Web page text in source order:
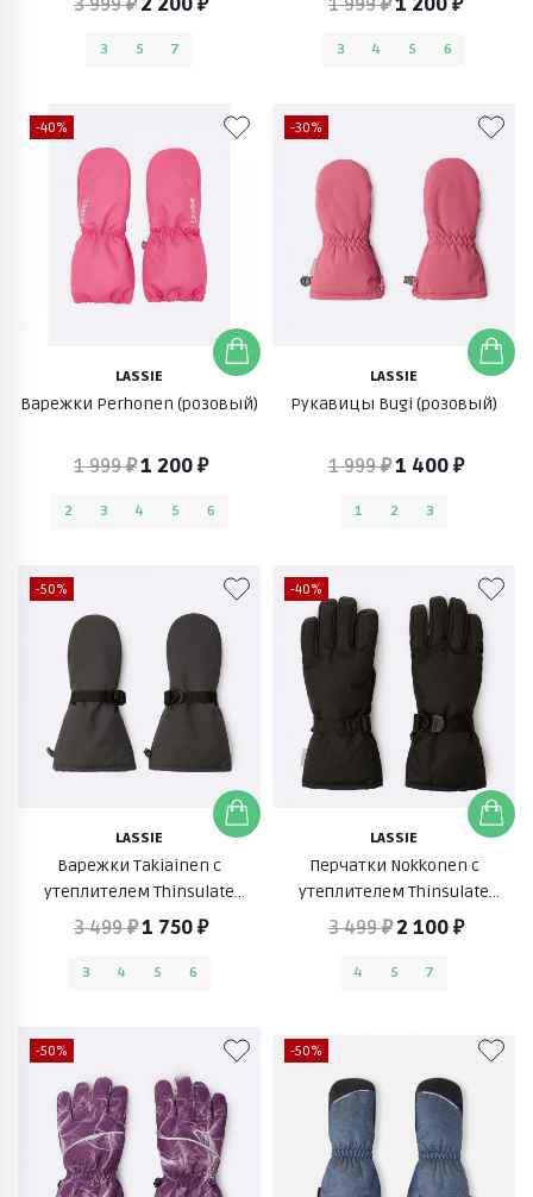
3 5 7 3 4 5 6
-40%
LASSIE
Варежки Perhonen (розовый)
1 999 ₽1 200 ₽
2 3 4 5 6
-30%
LASSIE
Рукавицы Bugi (розовый)
1 999 ₽1 400 ₽
1 2 3
-50%
LASSIE
Варежки Takiainen с
утеплителем Thinsulate
(серый)
3 499 ₽1 750 ₽
3 4 5 6
-40%
LASSIE
Перчатки Nokkonen с
утеплителем Thinsulate
(черный)
3 499 ₽ 2 100 ₽
4 5 7
-50% -50%